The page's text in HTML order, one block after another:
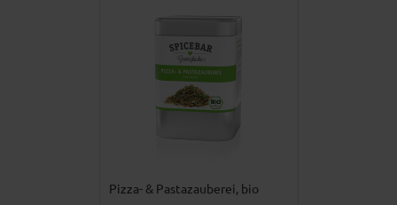
Pizza- & Pastazauberei, bio